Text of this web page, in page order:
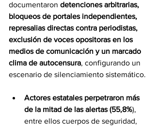
documentaron detenciones arbitrarias,
bloqueos de portales independientes,
represalias directas contra periodistas,
exclusión de voces opositoras en los
medios de comunicación y un marcado
clima de autocensura, configurando un
escenario de silenciamiento sistemático.
Actores estatales perpetraron más
de la mitad de las alertas (55,8%),
entre ellos cuerpos de seguridad,